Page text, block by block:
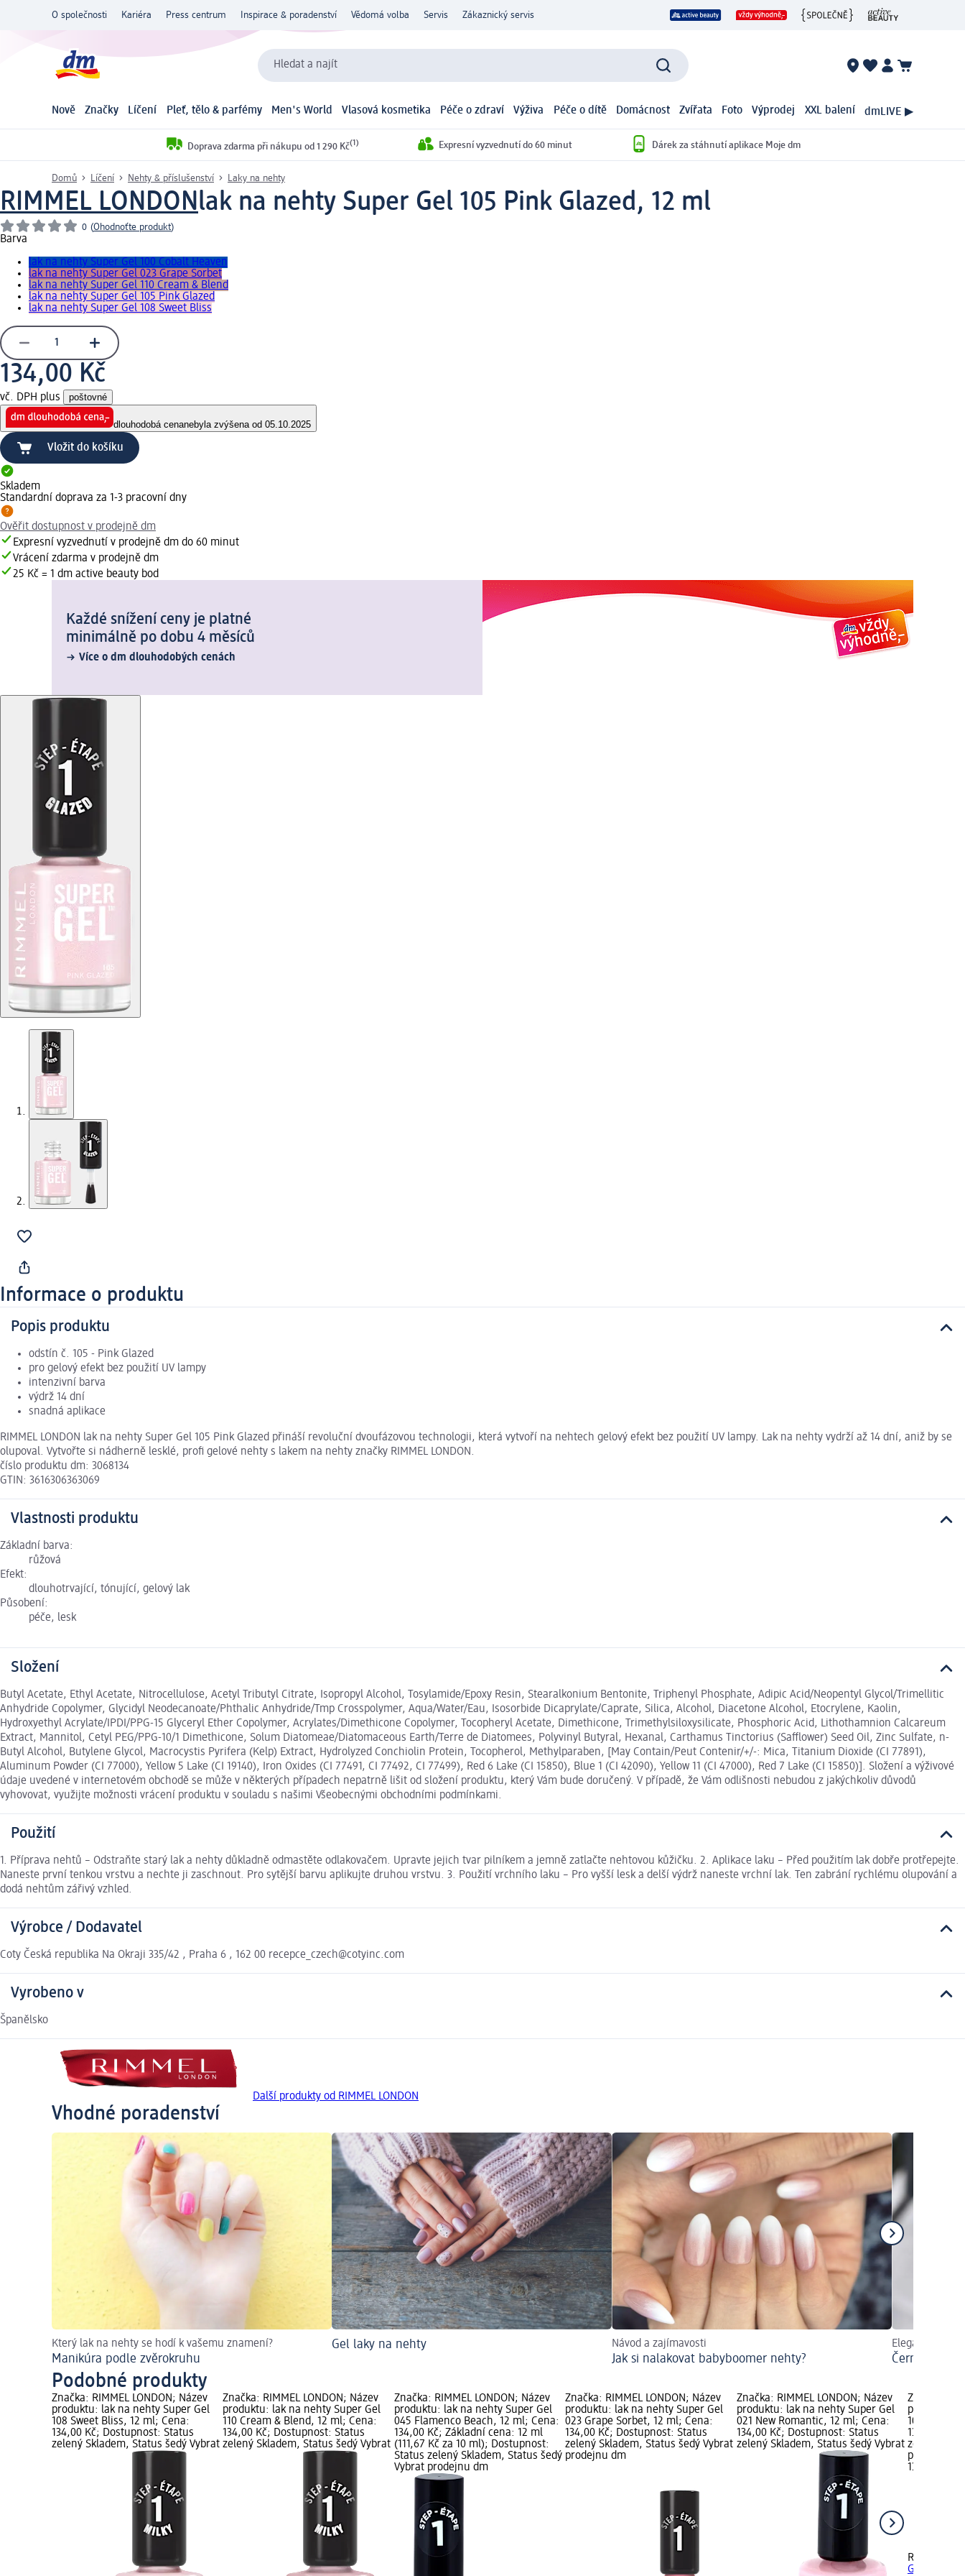
O společnosti Kariéra Press centrum Inspirace & poradenství Vědomá volba Servis Zákaznický servis
Hledat a najít
Nově Značky Líčení Pleť, tělo & parfémy Men's World Vlasová kosmetika Péče o zdraví Výživa Péče o dítě Domácnost Zvířata Foto Výprodej XXL balení dmLIVE ▶
Doprava zdarma při nákupu od 1 290 Kč(1) Expresní vyzvednutí do 60 minut Dárek za stáhnutí aplikace Moje dm
Domů Líčení Nehty & příslušenství Laky na nehty
RIMMEL LONDONlak na nehty Super Gel 105 Pink Glazed, 12 ml
0 (Ohodnoťte produkt)
Barva
lak na nehty Super Gel 100 Cobalt Heaven
lak na nehty Super Gel 023 Grape Sorbet
lak na nehty Super Gel 110 Cream & Blend
lak na nehty Super Gel 105 Pink Glazed
lak na nehty Super Gel 108 Sweet Bliss
134,00 Kč
vč. DPH plus poštovné
dlouhodobá cenanebyla zvýšena od 05.10.2025
Vložit do košíku
Skladem
Standardní doprava za 1-3 pracovní dny
Ověřit dostupnost v prodejně dm
Expresní vyzvednutí v prodejně dm do 60 minut
Vrácení zdarma v prodejně dm
25 Kč = 1 dm active beauty bod
Každé snížení ceny je platné
minimálně po dobu 4 měsíců
Více o dm dlouhodobých cenách
Informace o produktu
Popis produktu
odstín č. 105 - Pink Glazed
pro gelový efekt bez použití UV lampy
intenzivní barva
výdrž 14 dní
snadná aplikace
RIMMEL LONDON lak na nehty Super Gel 105 Pink Glazed přináší revoluční dvoufázovou technologii, která vytvoří na nehtech gelový efekt bez použití UV lampy. Lak na nehty vydrží až 14 dní, aniž by se
olupoval. Vytvořte si nádherně lesklé, profi gelové nehty s lakem na nehty značky RIMMEL LONDON.
číslo produktu dm: 3068134
GTIN: 3616306363069
Vlastnosti produktu
Základní barva:
růžová
Efekt:
dlouhotrvající, tónující, gelový lak
Působení:
péče, lesk
Složení
Butyl Acetate, Ethyl Acetate, Nitrocellulose, Acetyl Tributyl Citrate, Isopropyl Alcohol, Tosylamide/Epoxy Resin, Stearalkonium Bentonite, Triphenyl Phosphate, Adipic Acid/Neopentyl Glycol/Trimellitic
Anhydride Copolymer, Glycidyl Neodecanoate/Phthalic Anhydride/Tmp Crosspolymer, Aqua/Water/Eau, Isosorbide Dicaprylate/Caprate, Silica, Alcohol, Diacetone Alcohol, Etocrylene, Kaolin,
Hydroxyethyl Acrylate/IPDI/PPG-15 Glyceryl Ether Copolymer, Acrylates/Dimethicone Copolymer, Tocopheryl Acetate, Dimethicone, Trimethylsiloxysilicate, Phosphoric Acid, Lithothamnion Calcareum
Extract, Mannitol, Cetyl PEG/PPG-10/1 Dimethicone, Solum Diatomeae/Diatomaceous Earth/Terre de Diatomees, Polyvinyl Butyral, Hexanal, Carthamus Tinctorius (Safflower) Seed Oil, Zinc Sulfate, n-
Butyl Alcohol, Butylene Glycol, Macrocystis Pyrifera (Kelp) Extract, Hydrolyzed Conchiolin Protein, Tocopherol, Methylparaben, [May Contain/Peut Contenir/+/-: Mica, Titanium Dioxide (CI 77891),
Aluminum Powder (CI 77000), Yellow 5 Lake (CI 19140), Iron Oxides (CI 77491, CI 77492, CI 77499), Red 6 Lake (CI 15850), Blue 1 (CI 42090), Yellow 11 (CI 47000), Red 7 Lake (CI 15850)]. Složení a výživové
údaje uvedené v internetovém obchodě se může v některých případech nepatrně lišit od složení produktu, který Vám bude doručený. V případě, že Vám odlišnosti nebudou z jakýchkoliv důvodů
vyhovovat, využijte možnosti vrácení produktu v souladu s našimi Všeobecnými obchodními podmínkami.
Použití
1. Příprava nehtů – Odstraňte starý lak a nehty důkladně odmastěte odlakovačem. Upravte jejich tvar pilníkem a jemně zatlačte nehtovou kůžičku. 2. Aplikace laku – Před použitím lak dobře protřepejte.
Naneste první tenkou vrstvu a nechte ji zaschnout. Pro sytější barvu aplikujte druhou vrstvu. 3. Použití vrchního laku – Pro vyšší lesk a delší výdrž naneste vrchní lak. Ten zabrání rychlému olupování a
dodá nehtům zářivý vzhled.
Výrobce / Dodavatel
Coty Česká republika Na Okraji 335/42 , Praha 6 , 162 00 recepce_czech@cotyinc.com
Vyrobeno v
Španělsko
Další produkty od RIMMEL LONDON
Vhodné poradenství
Který lak na nehty se hodí k vašemu znamení?
Manikúra podle zvěrokruhu
Gel laky na nehty Návod a zajímavosti
Jak si nalakovat babyboomer nehty?
Elegantní
Černé nehty
Podobné produkty
Značka: RIMMEL LONDON; Název
produktu: lak na nehty Super Gel
108 Sweet Bliss, 12 ml; Cena:
134,00 Kč; Dostupnost: Status
zelený Skladem, Status šedý Vybrat
Značka: RIMMEL LONDON; Název
produktu: lak na nehty Super Gel
110 Cream & Blend, 12 ml; Cena:
134,00 Kč; Dostupnost: Status
zelený Skladem, Status šedý Vybrat
Značka: RIMMEL LONDON; Název
produktu: lak na nehty Super Gel
045 Flamenco Beach, 12 ml; Cena:
134,00 Kč; Základní cena: 12 ml
(111,67 Kč za 10 ml); Dostupnost:
Status zelený Skladem, Status šedý
Vybrat prodejnu dm
Značka: RIMMEL LONDON; Název
produktu: lak na nehty Super Gel
023 Grape Sorbet, 12 ml; Cena:
134,00 Kč; Dostupnost: Status
zelený Skladem, Status šedý Vybrat
prodejnu dm
Značka: RIMMEL LONDON; Název
produktu: lak na nehty Super Gel
021 New Romantic, 12 ml; Cena:
134,00 Kč; Dostupnost: Status
zelený Skladem, Status šedý Vybrat
Značka:
produktu:
100 Cobalt
134,00 Kč;
zelený
prodejnu
134,00 Kč
RIMMEL
Gel 100